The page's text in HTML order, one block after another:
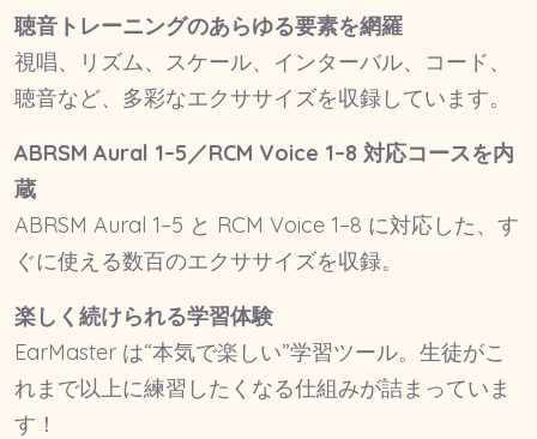
聴音トレーニングのあらゆる要素を網羅
視唱、リズム、スケール、インターバル、コード、
聴音など、多彩なエクササイズを収録しています。
ABRSM Aural 1–5／RCM Voice 1–8 対応コースを内
蔵
ABRSM Aural 1–5 と RCM Voice 1–8 に対応した、す
ぐに使える数百のエクササイズを収録。
楽しく続けられる学習体験
EarMaster は“本気で楽しい”学習ツール。生徒がこ
れまで以上に練習したくなる仕組みが詰まっていま
す！